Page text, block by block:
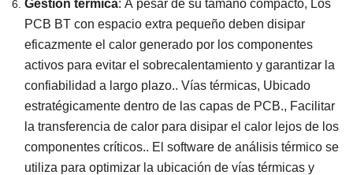
Gestión térmica: A pesar de su tamaño compacto, Los
PCB BT con espacio extra pequeño deben disipar
eficazmente el calor generado por los componentes
activos para evitar el sobrecalentamiento y garantizar la
confiabilidad a largo plazo.. Vías térmicas, Ubicado
estratégicamente dentro de las capas de PCB., Facilitar
la transferencia de calor para disipar el calor lejos de los
componentes críticos.. El software de análisis térmico se
utiliza para optimizar la ubicación de vías térmicas y